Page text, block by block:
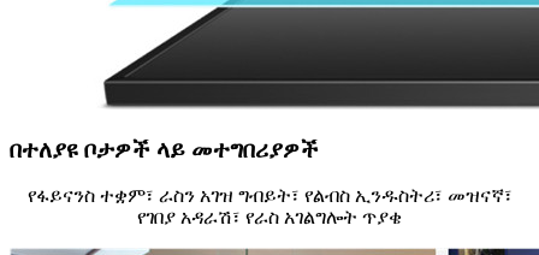
በተለያዩ ቦታዎች ላይ መተግበሪያዎች
የፋይናንስ ተቋም፣ ራስን አገዝ ግብይት፣ የልብስ ኢንዱስትሪ፣ መዝናኛ፣
የገበያ አዳራሽ፣ የራስ አገልግሎት ጥያቄ